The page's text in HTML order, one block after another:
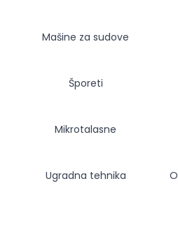
Mašine za sudove
Šporeti
Mikrotalasne
Ugradna tehnika